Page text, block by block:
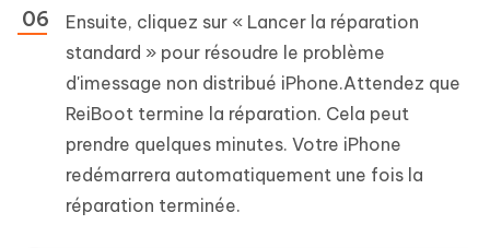
Ensuite, cliquez sur « Lancer la réparation
standard » pour résoudre le problème
d'imessage non distribué iPhone.Attendez que
ReiBoot termine la réparation. Cela peut
prendre quelques minutes. Votre iPhone
redémarrera automatiquement une fois la
réparation terminée.